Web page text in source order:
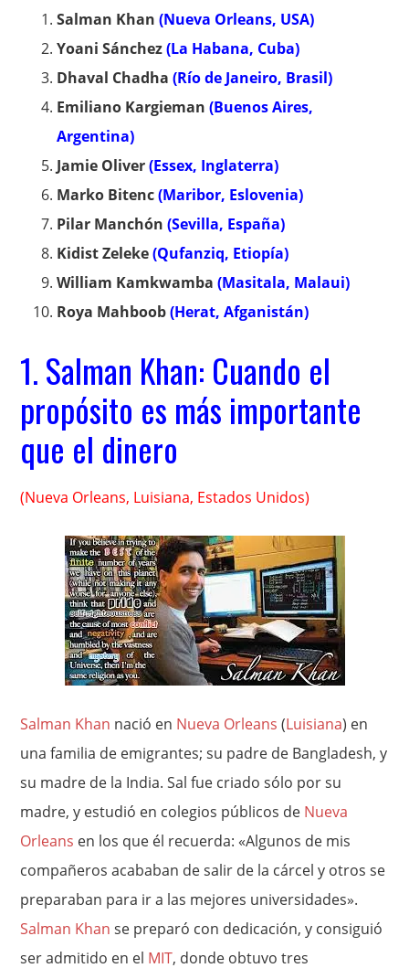
Salman Khan(Nueva Orleans, USA)
Yoani Sánchez(La Habana, Cuba)
Dhaval Chadha(Río de Janeiro, Brasil)
Emiliano Kargieman(Buenos Aires,
Argentina)
Jamie Oliver(Essex, Inglaterra)
Marko Bitenc(Maribor, Eslovenia)
Pilar Manchón(Sevilla, España)
Kidist Zeleke(Qufanziq, Etiopía)
William Kamkwamba(Masitala, Malaui)
Roya Mahboob(Herat, Afganistán)
1. Salman Khan: Cuando el
propósito es más importante
que el dinero
(Nueva Orleans, Luisiana, Estados Unidos)
Salman Khan nació en Nueva Orleans (Luisiana) en
una familia de emigrantes; su padre de Bangladesh, y
su madre de la India. Sal fue criado sólo por su
madre, y estudió en colegios públicos de Nueva
Orleans en los que él recuerda: «Algunos de mis
compañeros acababan de salir de la cárcel y otros se
preparaban para ir a las mejores universidades».
Salman Khan se preparó con dedicación, y consiguió
ser admitido en el MIT, donde obtuvo tres